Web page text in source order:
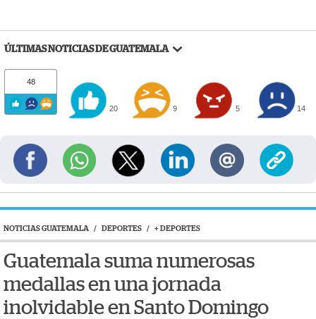
ÚLTIMAS NOTICIAS DE GUATEMALA
48
20 9 5 14
NOTICIAS GUATEMALA / DEPORTES / + DEPORTES
Guatemala suma numerosas
medallas en una jornada
inolvidable en Santo Domingo